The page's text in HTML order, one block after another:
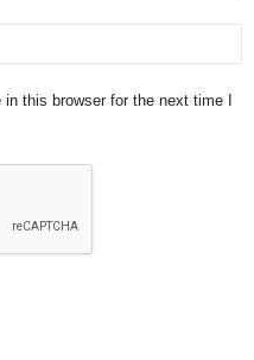
this browser for the next time I